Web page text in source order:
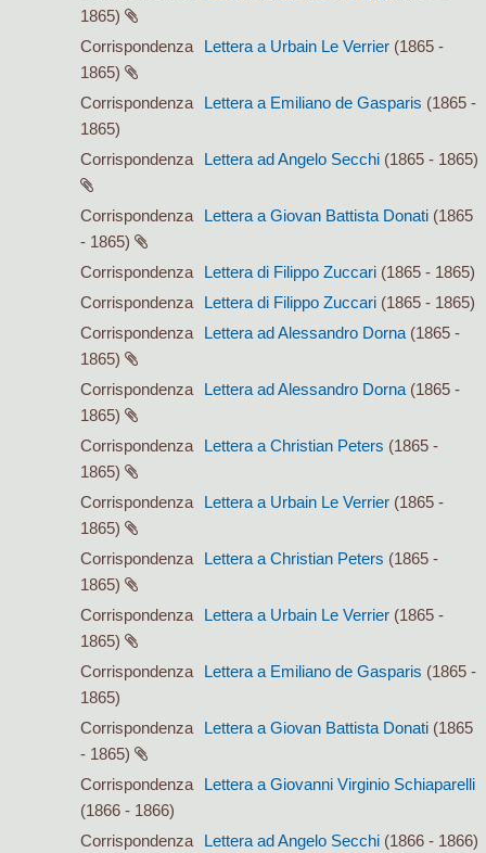
1865)
Corrispondenza
Lettera a Urbain Le Verrier (1865 -
1865)
Corrispondenza
Lettera a Emiliano de Gasparis (1865 -
1865)
Corrispondenza
Lettera ad Angelo Secchi (1865 - 1865)
Corrispondenza Lettera a Giovan Battista Donati (1865
- 1865)
Corrispondenza
Lettera di Filippo Zuccari (1865 - 1865)
Corrispondenza
Lettera di Filippo Zuccari (1865 - 1865)
Corrispondenza
Lettera ad Alessandro Dorna (1865 -
1865)
Corrispondenza
Lettera ad Alessandro Dorna (1865 -
1865)
Corrispondenza
Lettera a Christian Peters (1865 -
1865)
Corrispondenza
Lettera a Urbain Le Verrier (1865 -
1865)
Corrispondenza
Lettera a Christian Peters (1865 -
1865)
Corrispondenza
Lettera a Urbain Le Verrier (1865 -
1865)
Corrispondenza
Lettera a Emiliano de Gasparis (1865 -
1865)
Corrispondenza
Lettera a Giovan Battista Donati (1865
- 1865)
Corrispondenza
Lettera a Giovanni Virginio Schiaparelli
(1866 - 1866)
Corrispondenza
Lettera ad Angelo Secchi (1866 - 1866)